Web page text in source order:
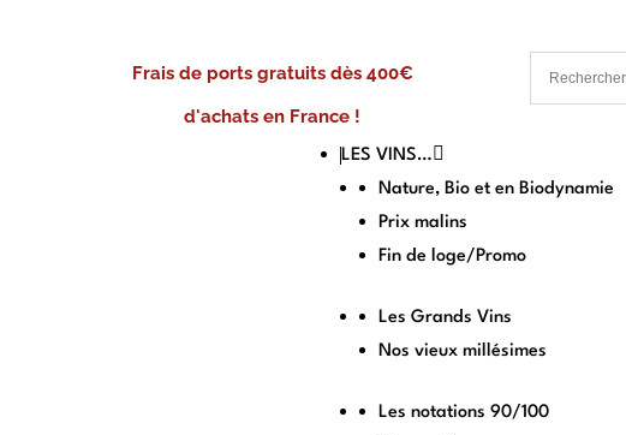
Frais de ports gratuits dès 400€
d'achats en France !
LES VINS…
Nature, Bio et en Biodynamie
Prix malins
Fin de loge/Promo
Les Grands Vins
Nos vieux millésimes
Les notations 90/100